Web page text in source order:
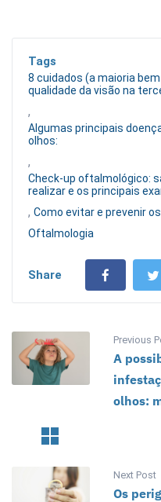
Tags
8 cuidados (a maioria
qualidade da visão na
,
Algumas principais
olhos:
,
Check-up oftalmológico:
realizar e os principais
, Como evitar e prevenir
Oftalmologia
Share
Previous
A
olhos:
Next Post
Os